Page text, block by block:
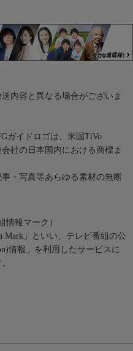
内容と異なる場合がございま
ガイドロゴは、米国TiVo
社の日本国内における商標ま
・写真等あらゆる素材の無断
情報マーク）
Mark」といい、テレビ番組の公
情報」を利用したサービスに